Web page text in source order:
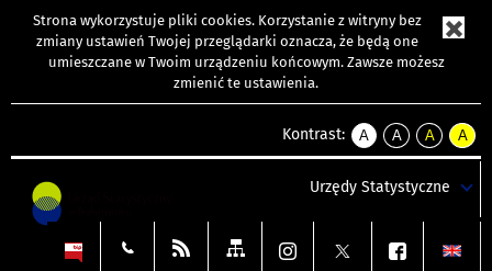
Strona wykorzystuje pliki cookies. Korzystanie z witryny bez
zmiany ustawień Twojej przeglądarki oznacza, że będą one
umieszczane w Twoim urządzeniu końcowym. Zawsze możesz
zmienić te ustawienia.
Kontrast:
A
kontrast
A
kontrast
tekst
czarnym
A
kontrast
tekst
czarnym
A
tekst
żółtym
Urzędy Statystyczne